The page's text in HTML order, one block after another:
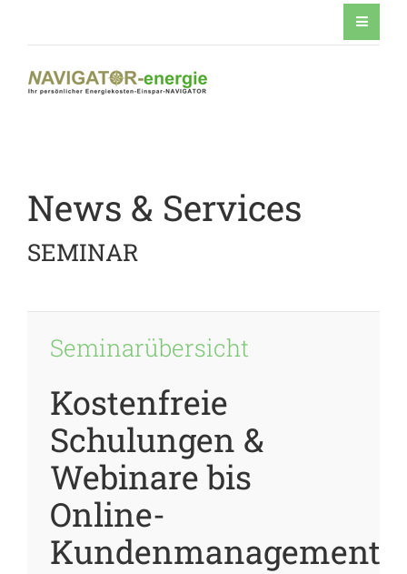
News & Services
SEMINAR
Seminarübersicht
Kostenfreie
Schulungen &
Webinare bis
Online-
Kundenmanagement